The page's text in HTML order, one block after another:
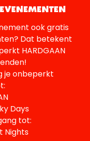
ook gratis
Dat betekent
HARDGAAN
je onbeperkt
Days
tot:
Nights